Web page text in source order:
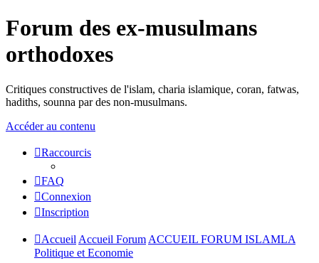
Forum des ex-musulmans
orthodoxes
Critiques constructives de l'islam, charia islamique, coran, fatwas,
hadiths, sounna par des non-musulmans.
Accéder au contenu
Raccourcis
FAQ
Connexion
Inscription
Accueil Accueil Forum ACCUEIL FORUM ISLAMLA
Politique et Economie